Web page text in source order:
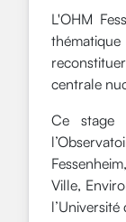
L'OHM
centrale
Ce stage
Ville,